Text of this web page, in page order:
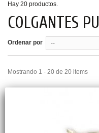
Hay 20 productos.
COLGANTES
Ordenar por --
Mostrando 1 - 20 de 20 items